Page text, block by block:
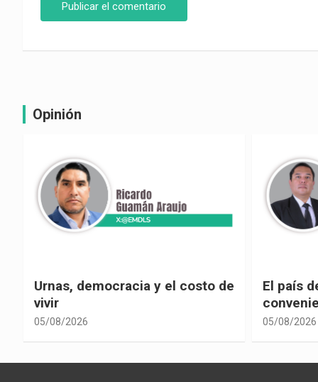
Opinión
El país de las explicaciones
convenientes
05/08/2026
¿La
05/08/2026